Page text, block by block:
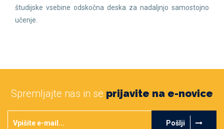
študijske vsebine odskočna deska za nadaljnjo samostojno
učenje.
Spremljajte nas in se prijavite na e-novice
Pošlji